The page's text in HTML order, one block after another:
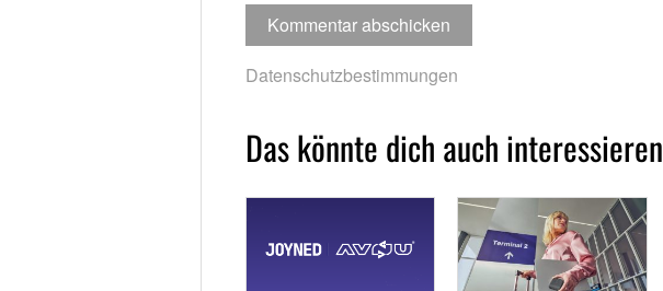
Datenschutzbestimmungen
Das könnte dich auch interessieren